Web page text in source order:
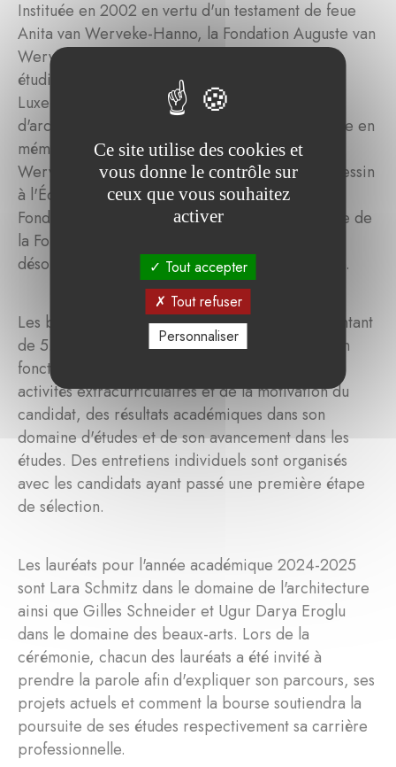
Instituée en 2002 en vertu d'un testament de feue
Anita van Werveke-Hanno, la Fondation Auguste van
Werveke-Hanno attribue des bourses à des
étudiants luxembourgeois ou résidant au
Luxembourg et poursuivant des études
d'architecture ou de beaux-arts. Elle a été établie en
mémoire du père de la fondatrice, Auguste van
Werveke-Hanno, de son vivant professeur de dessin
à l'École d'artisans de l'État. En juillet 2021, la
Fondation a été transformée en fondation abritée de
la Fondation de Luxembourg, qui en assure
désormais la gestion administrative et financière.
Les bourses, qui s'élèvent actuellement à un montant
de 5.000 euros, sont attribuées annuellement en
fonction de la qualité du portfolio présenté, des
activités extracurriculaires et de la motivation du
candidat, des résultats académiques dans son
domaine d'études et de son avancement dans les
études. Des entretiens individuels sont organisés
avec les candidats ayant passé une première étape
de sélection.
Les lauréats pour l'année académique 2024-2025
sont Lara Schmitz dans le domaine de l'architecture
ainsi que Gilles Schneider et Ugur Darya Eroglu
dans le domaine des beaux-arts. Lors de la
cérémonie, chacun des lauréats a été invité à
prendre la parole afin d'expliquer son parcours, ses
projets actuels et comment la bourse soutiendra la
poursuite de ses études respectivement sa carrière
professionnelle.
Ce site utilise des cookies et
vous donne le contrôle sur
ceux que vous souhaitez
activer
Tout accepter
Tout refuser
Personnaliser